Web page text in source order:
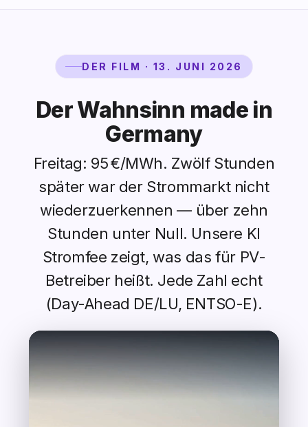
DER FILM · 13. JUNI 2026
Der Wahnsinn made in
Germany
Freitag: 95 €/MWh. Zwölf Stunden
später war der Strommarkt nicht
wiederzuerkennen — über zehn
Stunden unter Null. Unsere KI
Stromfee zeigt, was das für PV-
Betreiber heißt. Jede Zahl echt
(Day-Ahead DE/LU, ENTSO-E).